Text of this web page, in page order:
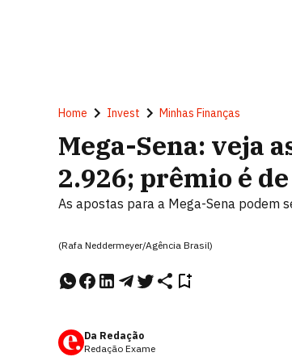
Home Invest Minhas Finanças
Mega-Sena: veja
2.926; prêmio é
As apostas para a Mega-Sena podem
(Rafa Neddermeyer/Agência Brasil)
Da Redação
Redação Exame